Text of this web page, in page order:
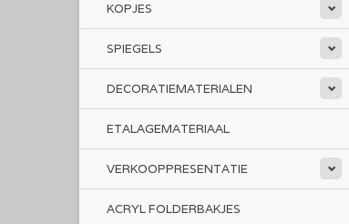
KOPJES
SPIEGELS
DECORATIEMATERIALEN
ETALAGEMATERIAAL
VERKOOPPRESENTATIE
ACRYL FOLDERBAKJES